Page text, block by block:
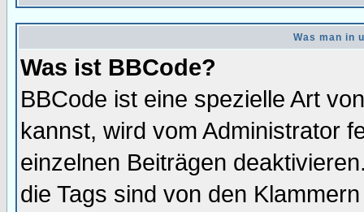
Was man in
Was ist BBCode?
BBCode ist eine spezielle Art
kannst, wird vom Administrator
einzelnen Beiträgen
die Tags sind von den